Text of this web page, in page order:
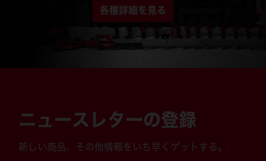
各種詳細を見る
ニュースレターの登録
新しい商品、その他情報をいち早くゲットする。.